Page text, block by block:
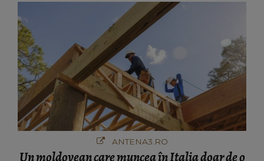
ANTENA3.RO
Un moldovean care muncea în Italia doar de o